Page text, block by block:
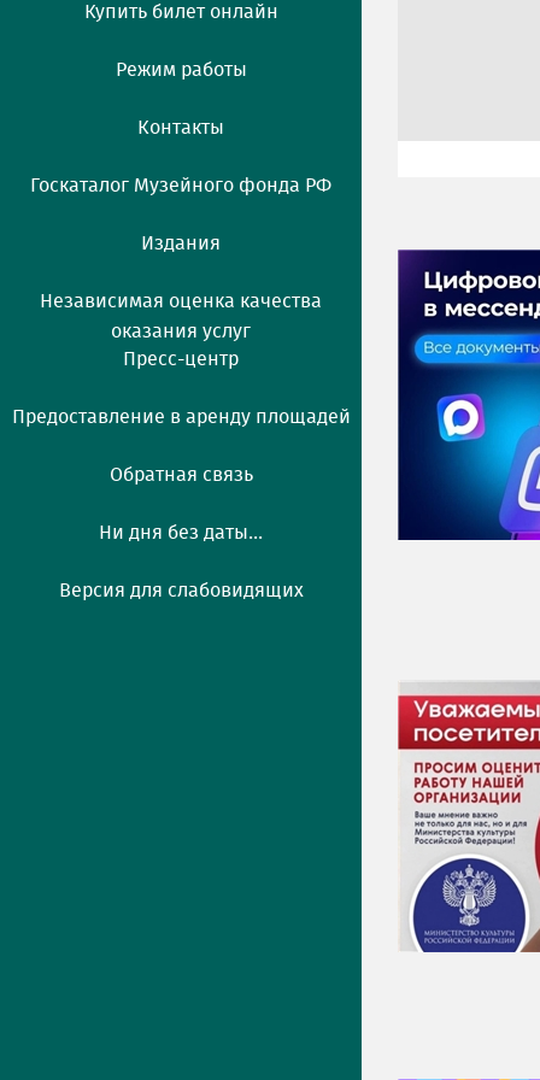
Купить билет онлайн
Режим работы
Контакты
Госкаталог Музейного фонда РФ
Издания
Независимая оценка качества
оказания услуг
Пресс-центр
Предоставление в аренду площадей
Обратная связь
Ни дня без даты...
Версия для слабовидящих